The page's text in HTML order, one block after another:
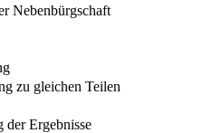
Nebenbürgschaft
zu gleichen Teilen
der Ergebnisse